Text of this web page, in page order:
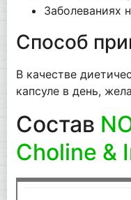
Заболеваниях
Способ
В качестве
капсуле в день,
Состав
Choline &